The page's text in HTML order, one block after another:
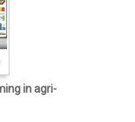
in agri-